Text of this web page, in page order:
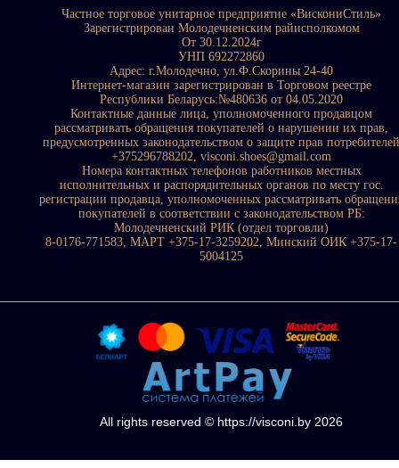
Частное торговое унитарное предприятие «ВискониСтиль»
Зарегистрирован Молодечненским райисполкомом
От 30.12.2024г
УНП 692272860
Адрес: г.Молодечно, ул.Ф.Скорины 24-40
Интернет-магазин зарегистрирован в Торговом реестре
Республики Беларусь:№480636 от 04.05.2020
Контактные данные лица, уполномоченного продавцом
рассматривать обращения покупателей о нарушении их прав,
предусмотренных законодательством о защите прав потребителей
+375296788202, visconi.shoes@gmail.com
Номера контактных телефонов работников местных
исполнительных и распорядительных органов по месту гос.
регистрации продавца, уполномоченных рассматривать
покупателей в соответствии с законодательством РБ:
Молодечненский РИК (отдел торговли)
8-0176-771583, МАРТ +375-17-3259202, Минский ОИК +375-17-
5004125
All rights reserved © https://visconi.by 2026